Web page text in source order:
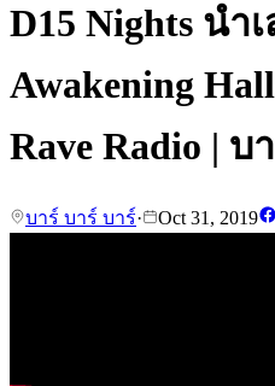
D15 Nights นำ
Awakening
Rave Radio | บ
บาร์ บาร์ บาร์· Oct 31, 2019